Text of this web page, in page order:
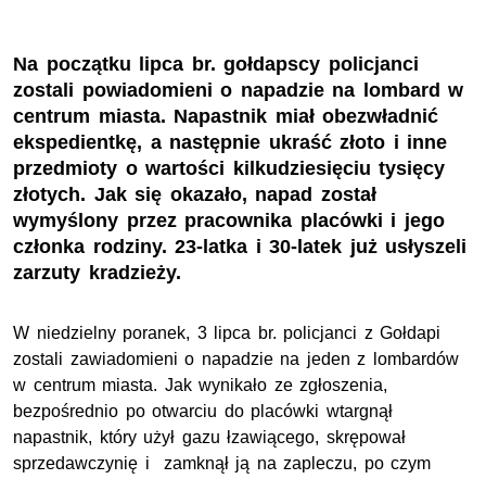
Na początku lipca br. gołdapscy policjanci
zostali powiadomieni o napadzie na lombard w
centrum miasta. Napastnik miał obezwładnić
ekspedientkę, a następnie ukraść złoto i inne
przedmioty o wartości kilkudziesięciu tysięcy
złotych. Jak się okazało, napad został
wymyślony przez pracownika placówki i jego
członka rodziny. 23-latka i 30-latek już usłyszeli
zarzuty kradzieży.
W niedzielny poranek, 3 lipca br. policjanci z Gołdapi
zostali zawiadomieni o napadzie na jeden z lombardów
w centrum miasta. Jak wynikało ze zgłoszenia,
bezpośrednio po otwarciu do placówki wtargnął
napastnik, który użył gazu łzawiącego, skrępował
sprzedawczynię i zamknął ją na zapleczu, po czym